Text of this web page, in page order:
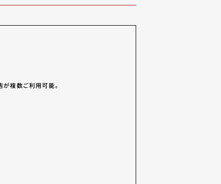
が複数ご利用可能。